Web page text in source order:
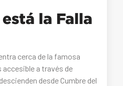
la Falla
cerca de la famosa
accesible a través de
desde Cumbre del